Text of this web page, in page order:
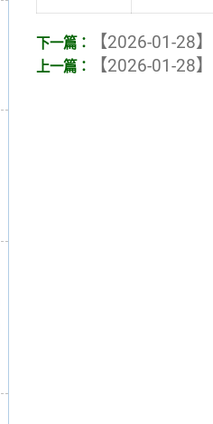
【2026-01-28】
【2026-01-28】